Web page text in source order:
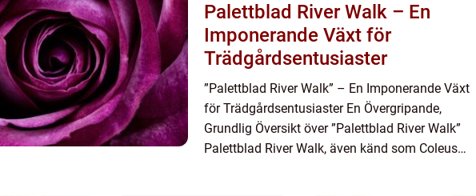
Palettblad River Walk – En
Imponerande Växt för
Trädgårdsentusiaster
”Palettblad River Walk” – En Imponerande Växt
för Trädgårdsentusiaster En Övergripande,
Grundlig Översikt över ”Palettblad River Walk”
Palettblad River Walk, även känd som Coleus